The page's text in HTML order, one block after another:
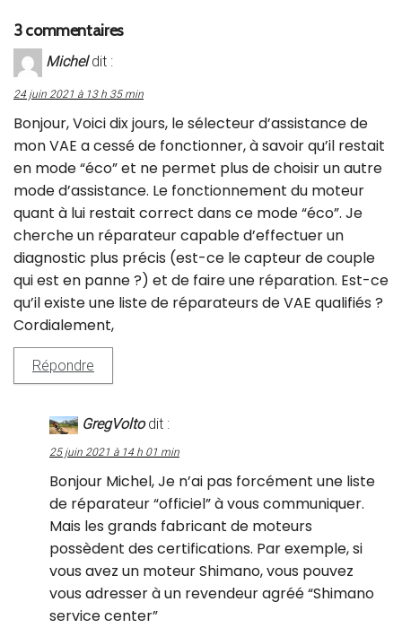
3 commentaires
Michel dit :
24 juin 2021 à 13 h 35 min
Bonjour, Voici dix jours, le sélecteur d’assistance de
mon VAE a cessé de fonctionner, à savoir qu’il restait
en mode “éco” et ne permet plus de choisir un autre
mode d’assistance. Le fonctionnement du moteur
quant à lui restait correct dans ce mode “éco”. Je
cherche un réparateur capable d’effectuer un
diagnostic plus précis (est-ce le capteur de couple
qui est en panne ?) et de faire une réparation. Est-ce
qu’il existe une liste de réparateurs de VAE qualifiés ?
Cordialement,
Répondre
GregVolto dit :
25 juin 2021 à 14 h 01 min
Bonjour Michel, Je n’ai pas forcément une liste
de réparateur “officiel” à vous communiquer.
Mais les grands fabricant de moteurs
possèdent des certifications. Par exemple, si
vous avez un moteur Shimano, vous pouvez
vous adresser à un revendeur agréé “Shimano
service center”